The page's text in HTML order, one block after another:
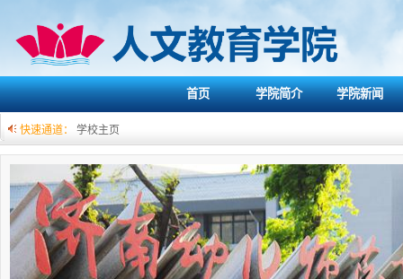
首页 学院简介 学院新闻
快速通道： 学校主页